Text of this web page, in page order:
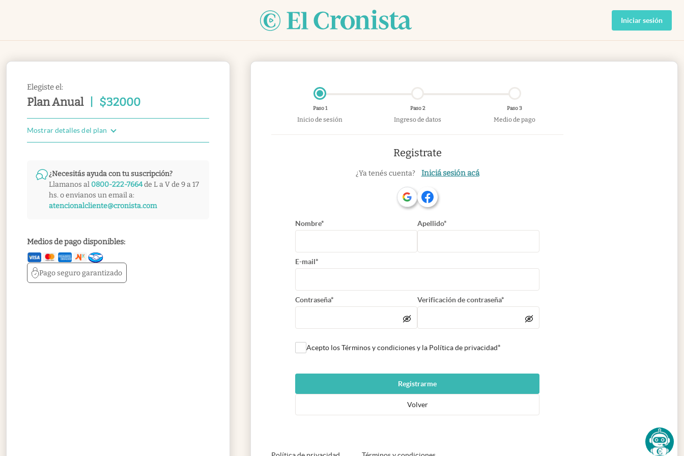
Iniciar sesión
Elegiste el:
Plan Anual $32000
Mostrar detalles del plan
¿Necesitás ayuda con tu suscripción?
Llamanos al 0800-222-7664de L a V de 9 a 17
hs. o envianos un email a:
atencionalcliente@cronista.com
Medios de pago disponibles:
Pago segurogarantizado
Paso 1
Inicio de sesión
Paso 2
Ingreso de datos
Paso 3
Medio de pago
Registrate
¿Ya tenés cuenta? Iniciá sesión acá
Nombre* Apellido*
E-mail*
Contraseña* Verificación de contraseña*
Acepto los Términos y condiciones y la Política de privacidad*
Registrarme
Volver